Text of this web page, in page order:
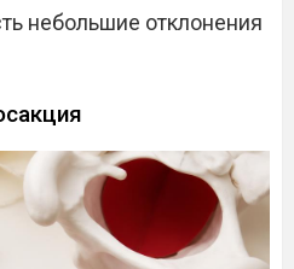
небольшие отклонения